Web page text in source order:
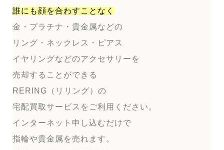
誰にも顔を合わすことなく
金・プラチナ・貴金属などの
リング・ネックレス・ピアス
イヤリングなどのアクセサリーを
売却することができる
RERING（リリング）の
宅配買取サービスをご利用ください。
インターネット申し込むだけで
指輪や貴金属を売れます。